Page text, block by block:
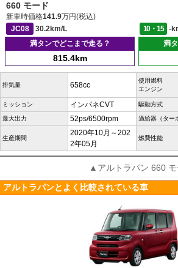
660 モード
新車時価格141.9万円(税込)
JC08
30.2km/L 10・15
-
満タンでどこまで走る？
815.4km
満
排気量 658cc
使用燃料
エンジン
ミッション インパネCVT 駆動方式
最大出力 52ps/6500rpm 過給器（ター
生産期間
2020年10月～202
2年05月
燃費性能
▲アルトラパン 660
アルトラパンとよく比較されている車